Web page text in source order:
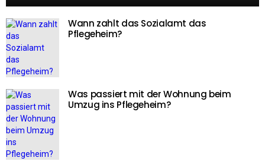
Wann zahlt das Sozialamt das
Pflegeheim?
Was passiert mit der Wohnung beim
Umzug ins Pflegeheim?